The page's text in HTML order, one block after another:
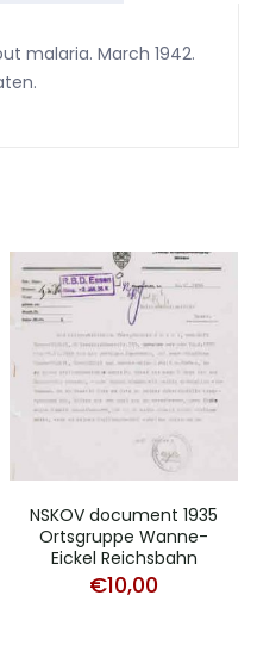
malaria. March 1942.
NSKOV document 1935
Ortsgruppe Wanne-
Eickel Reichsbahn
€10,00